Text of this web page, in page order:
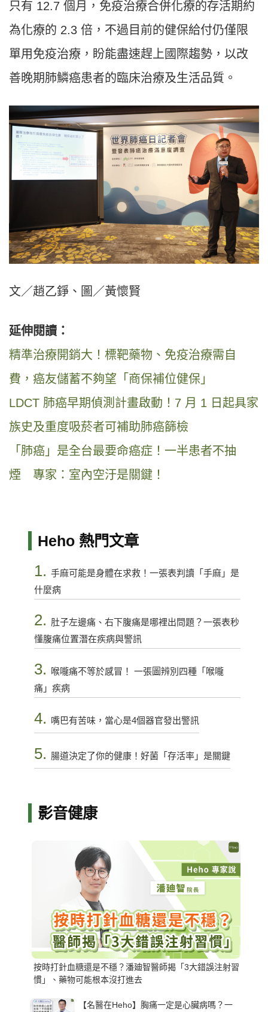
只有 12.7 個月，免疫治療合併化療的存活期約
為化療的 2.3 倍，不過目前的健保給付仍僅限
單用免疫治療，盼能盡速趕上國際趨勢，以改
善晚期肺鱗癌患者的臨床治療及生活品質。
文／趙乙錚、圖／黃懷賢
延伸閱讀：
精準治療開銷大！標靶藥物、免疫治療需自
費，癌友儲蓄不夠望「商保補位健保」
LDCT 肺癌早期偵測計畫啟動！7 月 1 日起具家
族史及重度吸菸者可補助肺癌篩檢
「肺癌」是全台最要命癌症！一半患者不抽
煙 專家：室內空汙是關鍵！
Heho 熱門文章
1. 手麻可能是身體在求救！一張表判讀「手麻」是
什麼病
2. 肚子左邊痛、右下腹痛是哪裡出問題？一張表秒
懂腹痛位置潛在疾病與警訊
3.
喉嚨痛不等於感冒！ 一張圖辨別四種「喉嚨
痛」疾病
4. 嘴巴有苦味，當心是4個器官發出警訊
5. 腸道決定了你的健康！好菌「存活率」是關鍵
影音健康
按時打針血糖還是不穩？潘廸智醫師揭「3大錯誤注射習
慣」、藥物可能根本沒打進去
【名醫在Heho】胸痛一定是心臟病嗎？一